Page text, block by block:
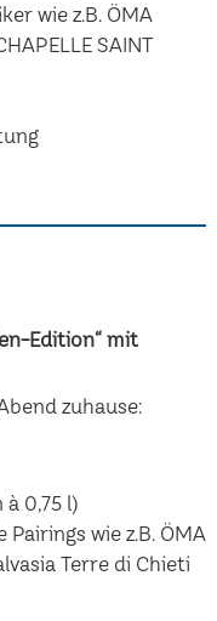
wie z.B. ÖMA
SAINT
Edition“ mit
zuhause:
0,75 l)
wie z.B. ÖMA
Terre di Chieti